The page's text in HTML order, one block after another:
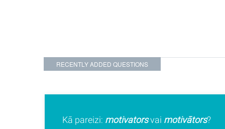
RECENTLY ADDED QUESTIONS
Kā pareizi: motivatorsvai motivātors?